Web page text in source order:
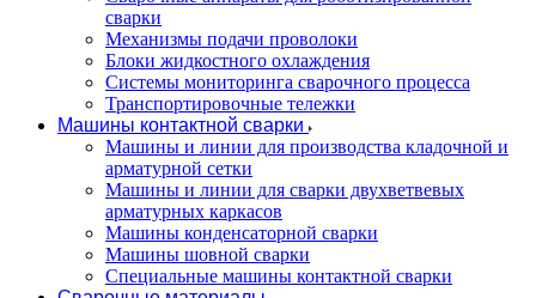
сварки
Механизмы подачи проволоки
Блоки жидкостного охлаждения
Системы мониторинга сварочного процесса
Транспортировочные тележки
Машины контактной сварки
Машины и линии для производства кладочной и
арматурной сетки
Машины и линии для сварки двухветвевых
арматурных каркасов
Машины конденсаторной сварки
Машины шовной сварки
Специальные машины контактной сварки